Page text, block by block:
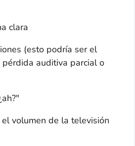
clara
(esto podría ser el
auditiva parcial o
volumen de la televisión